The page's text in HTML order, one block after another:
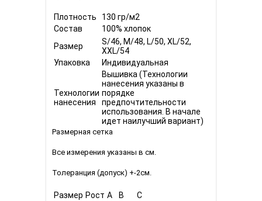
Плотность
130 гр/м2
Состав
100% хлопок
Размер
S/46, M/48, L/50, XL/52,
XXL/54
Упаковка
Индивидуальная
Технологии
нанесения
Вышивка (Технологии
нанесения указаны в
порядке
предпочтительности
использования. В начале
идет наилучший вариант)
Размерная сетка
Все измерения указаны в см.
Толеранция (допуск) +-2см.
Размер Рост A B
C